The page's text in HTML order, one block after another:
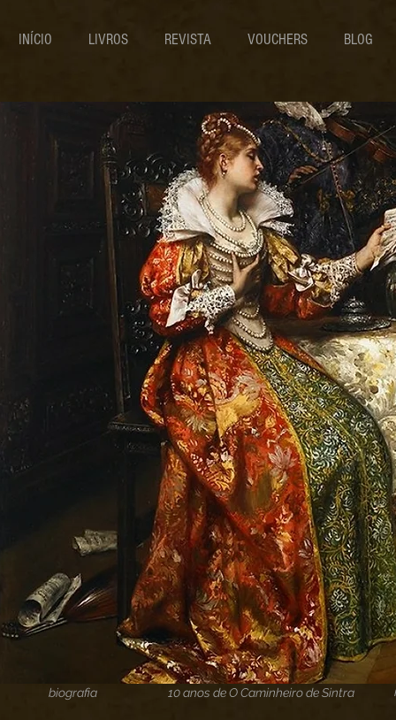
INÍCIO LIVROS REVISTA VOUCHERS BLOG
biografia 10 anos de O Caminheiro de Sintra